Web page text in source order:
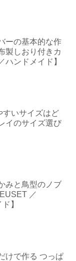
ーの基本的な作
製しおり付きカ
ハンドメイド】
すいサイズはど
イのサイズ選び
みと鳥型のノブ
／
】
けで作る つっぱ